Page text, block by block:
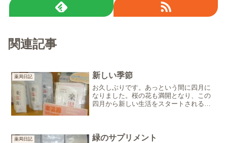
関連記事
薬局日記 新しい季節
お久しぶりです。あっという間に四月に
なりました。桜の花も満開となり、この
四月から新しい生活をスタートされる方
て空気が冷たいように感じら...
薬局日記 緑のサプリメント